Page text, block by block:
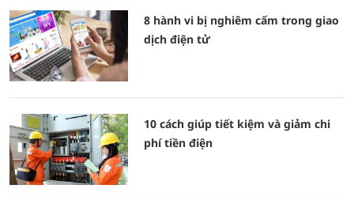
8 hành vi bị nghiêm cấm trong giao
dịch điện tử
10 cách giúp tiết kiệm và giảm chi
phí tiền điện